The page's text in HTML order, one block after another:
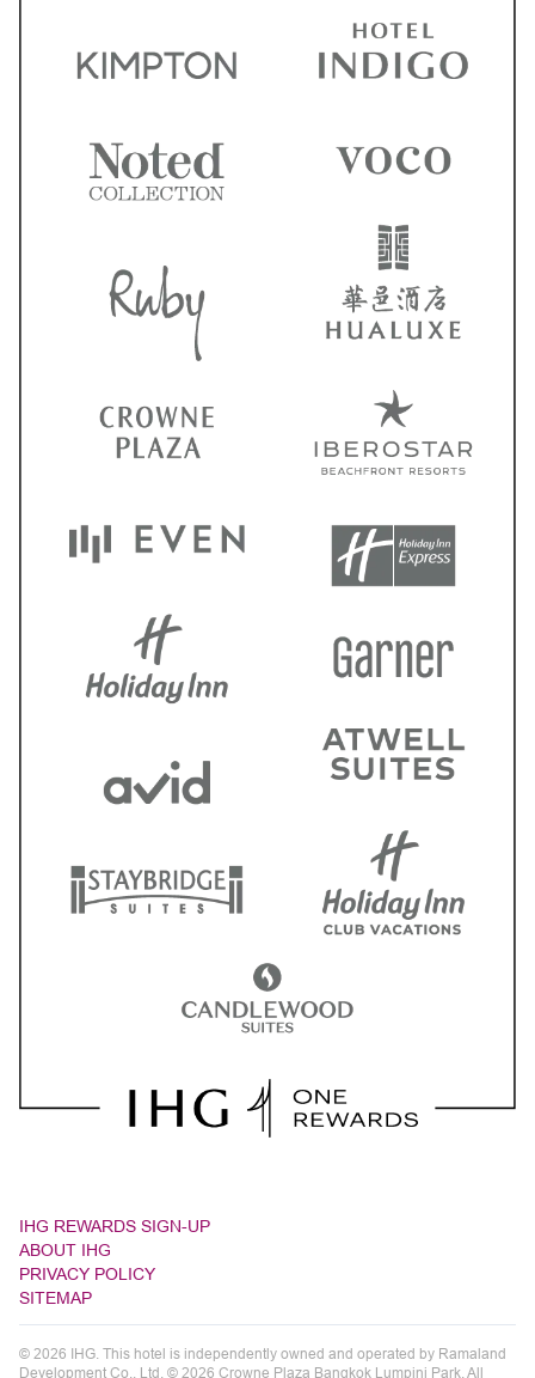
IHG REWARDS SIGN-UP
ABOUT IHG
PRIVACY POLICY
SITEMAP
© 2026 IHG. This hotel is independently owned and operated by Ramaland
Development Co., Ltd. © 2026 Crowne Plaza Bangkok Lumpini Park. All